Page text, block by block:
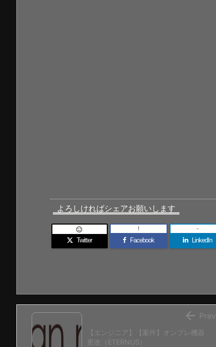
よろしければシェアお願いします
Twitter

Facebook
!
LinkedIn
-
【エンジニア】【案件】オンプレ機器
更改（ETERNUS）
 Prev